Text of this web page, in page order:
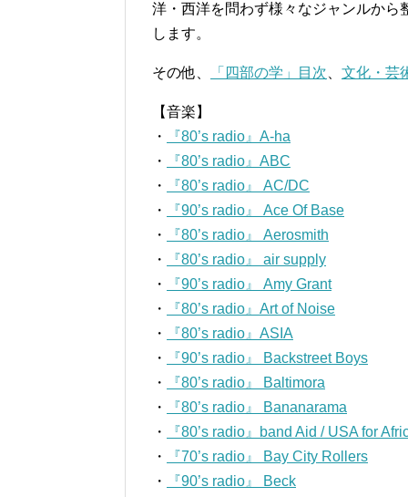
洋・西洋を問わず様々なジャンルか
します。
その他、 「四部の学」目次 文化・芸
【音楽】
・
『80’s radio』A-ha
・
『80’s radio』ABC
・
『80’s radio』 AC/DC
・
『90’s radio』 Ace Of Base
・
『80’s radio』 Aerosmith
・
『80’s radio』 air supply
・
『90’s radio』 Amy Grant
・
『80’s radio』Art of Noise
・
『80’s radio』ASIA
・
『90’s radio』 Backstreet Boys
・
『80’s radio』 Baltimora
・
『80’s radio』 Bananarama
・
『80’s radio』band Aid / USA for
・
『70’s radio』 Bay City Rollers
・
『90’s radio』 Beck